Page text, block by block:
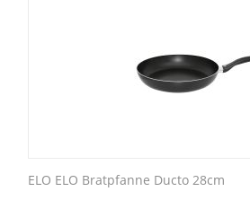
ELO ELO Bratpfanne Ducto 28cm